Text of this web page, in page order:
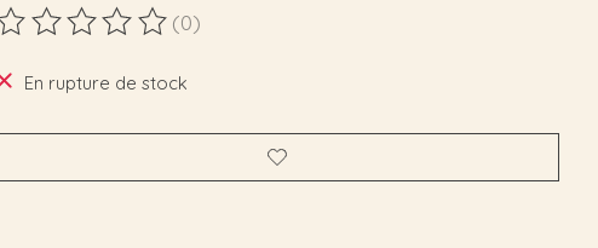
Ce produit est évalué à
(0)
En rupture de stock